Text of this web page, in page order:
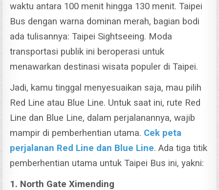
waktu antara 100 menit hingga 130 menit.Taipei
Bus dengan warna dominan merah, bagian bodi
ada tulisannya: Taipei Sightseeing. Moda
transportasi publik ini beroperasi untuk
menawarkan destinasi wisata populer di Taipei.
Jadi, kamu tinggal menyesuaikan saja, mau pilih
Red Line atau Blue Line. Untuk saat ini, rute Red
Line dan Blue Line, dalam perjalanannya, wajib
mampir di pemberhentian utama. Cek peta
perjalanan Red Line dan Blue Line. Ada tiga titik
pemberhentian utama untuk Taipei Bus ini, yakni:
1. North Gate Ximending